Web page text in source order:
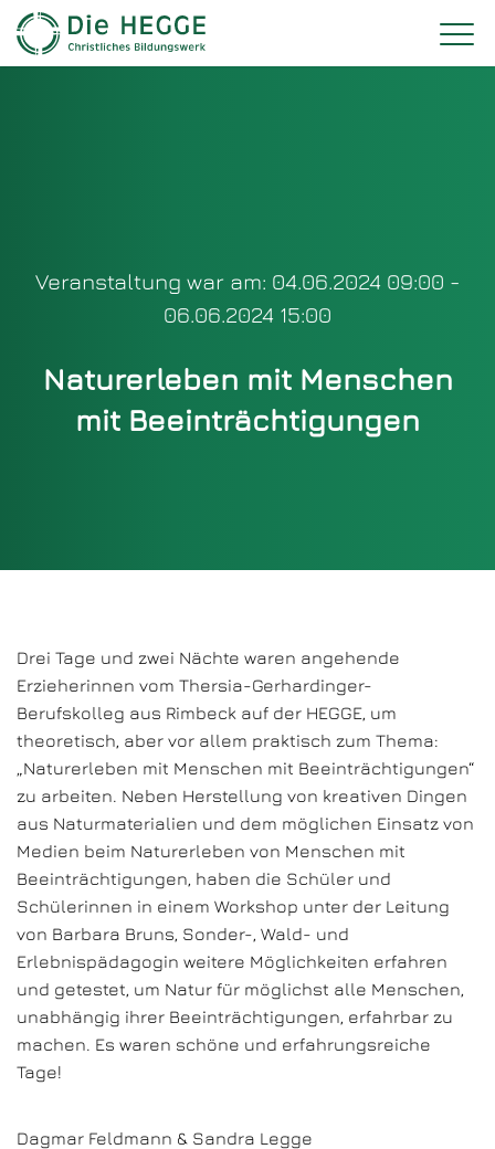
Veranstaltung war am: 04.06.2024 09:00 -
06.06.2024 15:00
Naturerleben mit Menschen
mit Beeinträchtigungen
Drei Tage und zwei Nächte waren angehende
Erzieherinnen vom Thersia-Gerhardinger-
Berufskolleg aus Rimbeck auf der HEGGE, um
theoretisch, aber vor allem praktisch zum Thema:
„Naturerleben mit Menschen mit Beeinträchtigungen“
zu arbeiten. Neben Herstellung von kreativen Dingen
aus Naturmaterialien und dem möglichen Einsatz von
Medien beim Naturerleben von Menschen mit
Beeinträchtigungen, haben die Schüler und
Schülerinnen in einem Workshop unter der Leitung
von Barbara Bruns, Sonder-, Wald- und
Erlebnispädagogin weitere Möglichkeiten erfahren
und getestet, um Natur für möglichst alle Menschen,
unabhängig ihrer Beeinträchtigungen, erfahrbar zu
machen. Es waren schöne und erfahrungsreiche
Tage!
Dagmar Feldmann & Sandra Legge